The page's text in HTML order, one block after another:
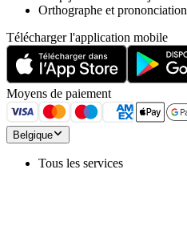
Orthographe et prononciation
Télécharger l'application mobile
Moyens de paiement
Belgique
Tous les services